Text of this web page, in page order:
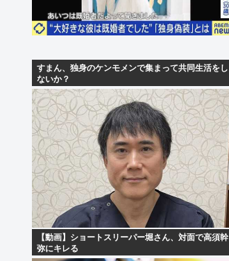
すまん、独身のケンモメンで集まって共同生活をし
ないか？
【動画】ショートスリーパー堀さん、対面で高須幹
弥にキレる